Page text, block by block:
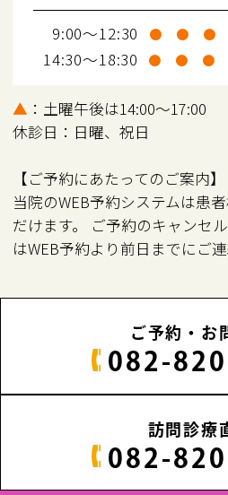
9:00～12:30 ● ● ●
14:30～18:30 ● ● ●
▲ ：土曜午後は14:00～17:00
休診日：日曜、祝日
【ご予約にあたってのご案内】
当院のWEB予約システムは患
だけます。 ご予約のキャンセ
はWEB予約より前日までにご連
ご予約・お
082-
訪問診療
082-